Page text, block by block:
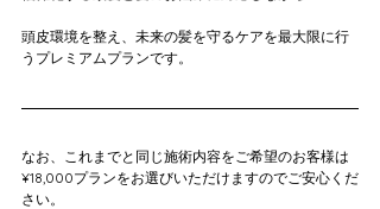
頭皮環境を整え、未来の髪を守るケアを最大限に行
うプレミアムプランです。
なお、これまでと同じ施術内容をご希望のお客様は
¥18,000プランをお選びいただけますのでご安心くだ
さい。